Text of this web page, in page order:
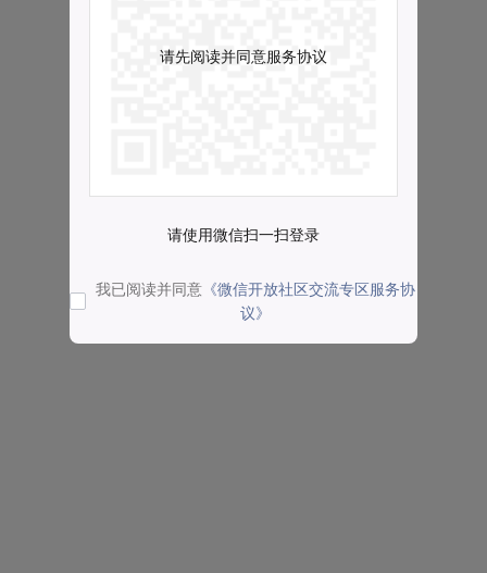
请先阅读并同意服务协议
请使用微信扫一扫登录
我已阅读并同意 《微信开放社区交流专区服务协
议》